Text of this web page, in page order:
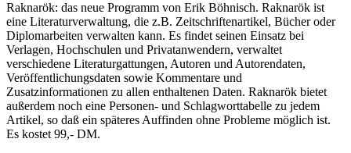
Raknarök: das neue Programm von Erik Böhnisch. Raknarök ist
eine Literaturverwaltung, die z.B. Zeitschriftenartikel, Bücher oder
Diplomarbeiten verwalten kann. Es findet seinen Einsatz bei
Verlagen, Hochschulen und Privatanwendern, verwaltet
verschiedene Literaturgattungen, Autoren und Autorendaten,
Veröffentlichungsdaten sowie Kommentare und
Zusatzinformationen zu allen enthaltenen Daten. Raknarök bietet
außerdem noch eine Personen- und Schlagworttabelle zu jedem
Artikel, so daß ein späteres Auffinden ohne Probleme möglich ist.
Es kostet 99,- DM.